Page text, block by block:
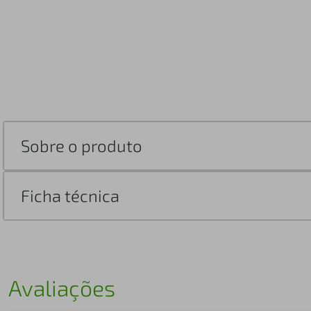
Sobre o produto
Ficha técnica
Avaliações